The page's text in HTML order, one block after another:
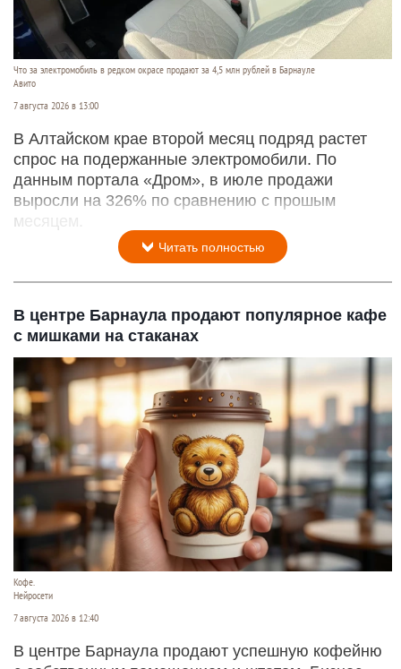
Что за электромобиль в редком окрасе продают за 4,5 млн рублей в Барнауле
Авито
7 августа 2026 в 13:00
В Алтайском крае второй месяц подряд растет
спрос на подержанные электромобили. По
данным портала «Дром», в июле продажи
выросли на 326% по сравнению с прошым
месяцем.
Читать полностью
В центре Барнаула продают популярное кафе
с мишками на стаканах
Кофе.
Нейросети
7 августа 2026 в 12:40
В центре Барнаула продают успешную кофейню